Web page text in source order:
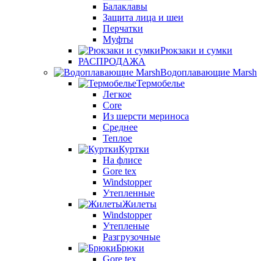
Балаклавы
Защита лица и шеи
Перчатки
Муфты
Рюкзаки и сумки
РАСПРОДАЖА
Водоплавающие Marsh
Термобелье
Легкое
Core
Из шерсти мериноса
Среднее
Теплое
Куртки
На флисе
Gore tex
Windstopper
Утепленные
Жилеты
Windstopper
Утепленые
Разгрузочные
Брюки
Gore tex